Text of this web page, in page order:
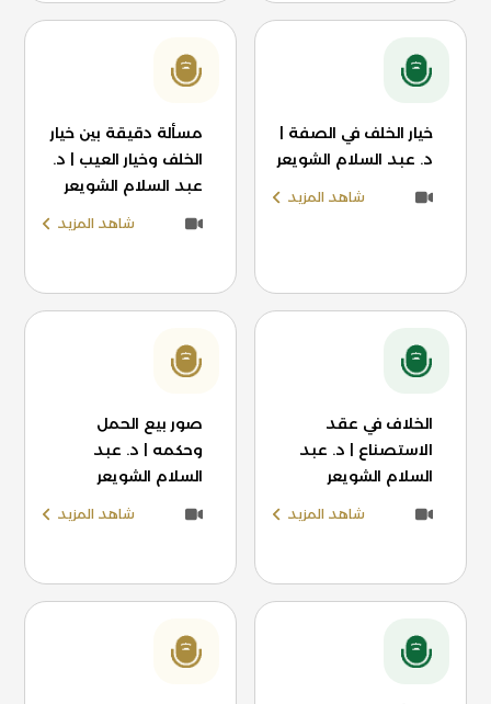
خيار الخلف في الصفة |
د. عبد السلام الشويعر
شاهد المزيد
مسألة دقيقة بين خيار
الخلف وخيار العيب | د.
عبد السلام الشويعر
شاهد المزيد
الخلاف في عقد
الاستصناع | د. عبد
السلام الشويعر
شاهد المزيد
صور بيع الحمل
وحكمه | د. عبد
السلام الشويعر
شاهد المزيد